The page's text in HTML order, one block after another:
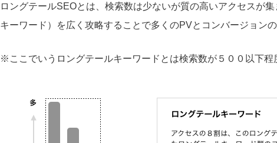
ロングテールSEOとは、検索数は少ないが質の高いアクセスが
キーワード）を広く攻略することで多くのPVとコンバージョン
※ここでいうロングテールキーワードとは検索数が５００以下程